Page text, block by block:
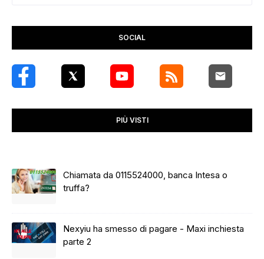
SOCIAL
PIÙ VISTI
Chiamata da 0115524000, banca Intesa o
truffa?
Nexyiu ha smesso di pagare - Maxi inchiesta
parte 2